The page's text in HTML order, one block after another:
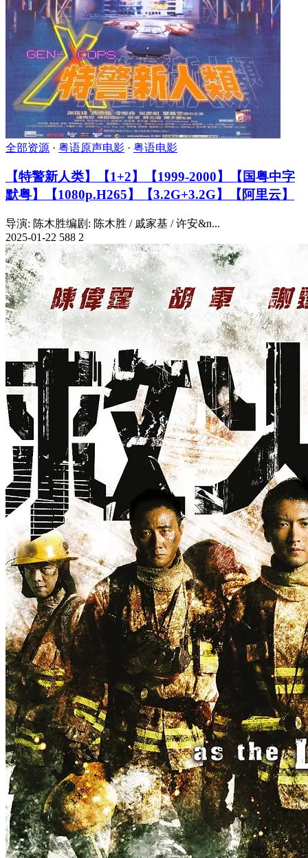
全部资源 · 粤语原声电影 · 粤语电影
【特警新人类】【1+2】【1999-2000】【国粤中字
默粤】【1080p.H265】【3.2G+3.2G】【阿里云】
导演: 陈木胜编剧: 陈木胜 / 戚家基 / 许安&n...
2025-01-22 588 2